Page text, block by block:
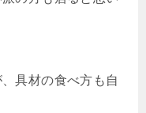
具材の食べ方も自